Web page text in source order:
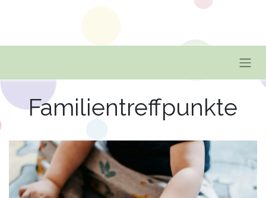
Familientreffpunkte